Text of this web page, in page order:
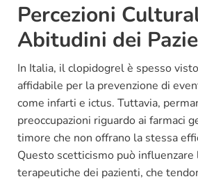
Percezioni
Abitudini dei
In Italia, il clopidogrel è spesso
affidabile per la prevenzione di
come infarti e ictus. Tuttavia,
preoccupazioni riguardo ai farmaci
timore che non offrano la stessa
Questo scetticismo può influenzare
terapeutiche dei pazienti, che